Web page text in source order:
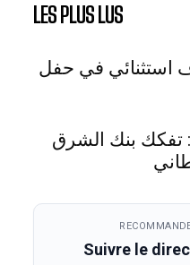
LES PLUS LUS
استثنائي في حفل
تفكك بنك الشرق
Suivre le